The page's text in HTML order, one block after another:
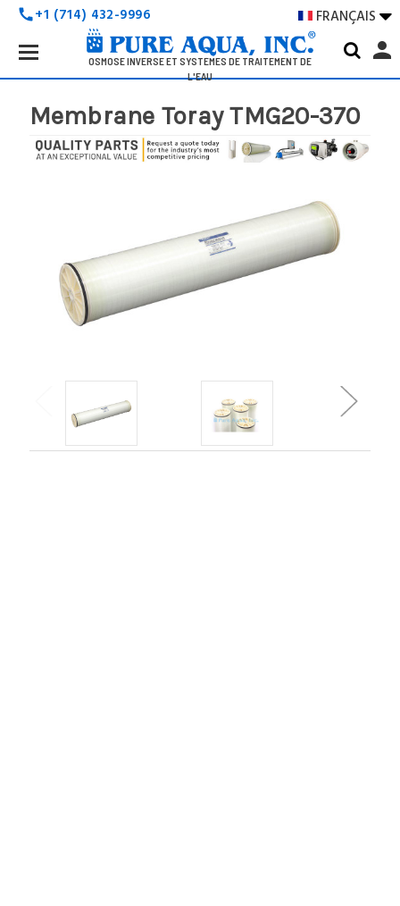
call+1 (714) 432-9996 FRANÇAIS 
OSMOSE INVERSE ET SYSTÈMES DE TRAITEMENT DE
L'EAU
Search
Keyword:
person
Membrane Toray TMG20-370